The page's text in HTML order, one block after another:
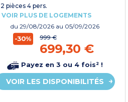
2 pièces 4 pers.
VOIR PLUS DE LOGEMENTS
du29/08/2026 au 05/09/2026
-30% 999 €
699,30 €
Payez en 3 ou 4 fois² !
VOIR LES DISPONIBILITÉS